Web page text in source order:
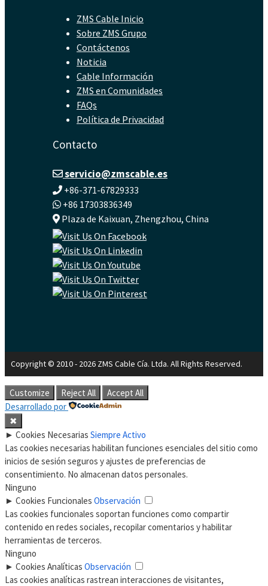
ZMS Cable Inicio
Sobre ZMS Grupo
Contáctenos
Noticia
Cable Información
ZMS en Comunidades
FAQs
Política de Privacidad
Contacto
servicio@zmscable.es
+86-371-67829333
+86 17303836349
Plaza de Kaixuan, Zhengzhou, China
Copyright © 2010 - 2026 ZMS Cable Cía. Ltda. All Rights Reserved.
Customize Reject All
Accept All
Desarrollado por
✖
► Cookies Necesarias Siempre Activo
Las cookies necesarias habilitan funciones esenciales del sitio como
inicios de sesión seguros y ajustes de preferencias de
consentimiento. No almacenan datos personales.
Ninguno
► Cookies Funcionales Observación
Las cookies funcionales soportan funciones como compartir
contenido en redes sociales, recopilar comentarios y habilitar
herramientas de terceros.
Ninguno
► Cookies Analíticas Observación
Las cookies analíticas rastrean interacciones de visitantes,